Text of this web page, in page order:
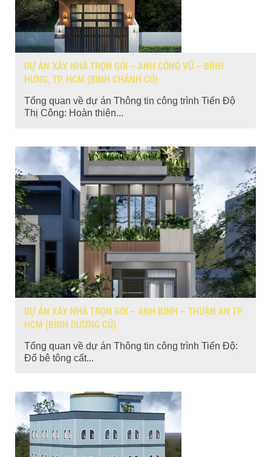
DỰ ÁN XÂY NHÀ TRỌN GÓI – ANH CÔNG VŨ – BÌNH
HƯNG, TP. HCM (BÌNH CHÁNH CŨ)
Tổng quan về dự án Thông tin công trình Tiến Độ
Thị Công: Hoàn thiện...
DỰ ÁN XÂY NHÀ TRỌN GÓI – ANH BÍNH – THUẬN AN TP.
HCM (BÌNH DƯƠNG CŨ)
Tổng quan về dự án Thông tin công trình Tiến Độ:
Đổ bê tông cất...